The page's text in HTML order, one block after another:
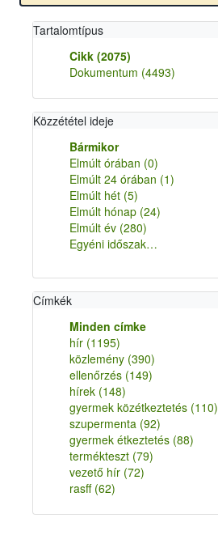
Tartalomtípus
Cikk (2075)
Dokumentum (4493)
Közzététel ideje
Bármikor
Elmúlt órában (0)
Elmúlt 24 órában (1)
Elmúlt hét (5)
Elmúlt hónap (24)
Elmúlt év (280)
Egyéni időszak…
Címkék
Minden címke
hír (1195)
közlemény (390)
ellenőrzés (149)
hírek (148)
gyermek közétkeztetés (110)
szupermenta (92)
gyermek étkeztetés (88)
termékteszt (79)
vezető hír (72)
rasff (62)